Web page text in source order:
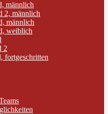
männlich
2, männlich
männlich
weiblich
2
fortgeschritten